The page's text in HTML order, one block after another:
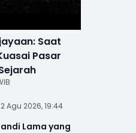
Saat
Pasar
Agu 2026, 19:44
Lama yang